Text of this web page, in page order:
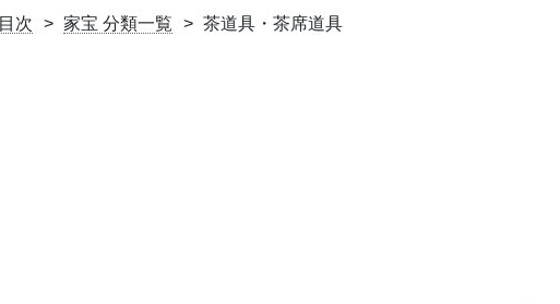
目次 家宝 分類一覧 茶道具・茶席道具